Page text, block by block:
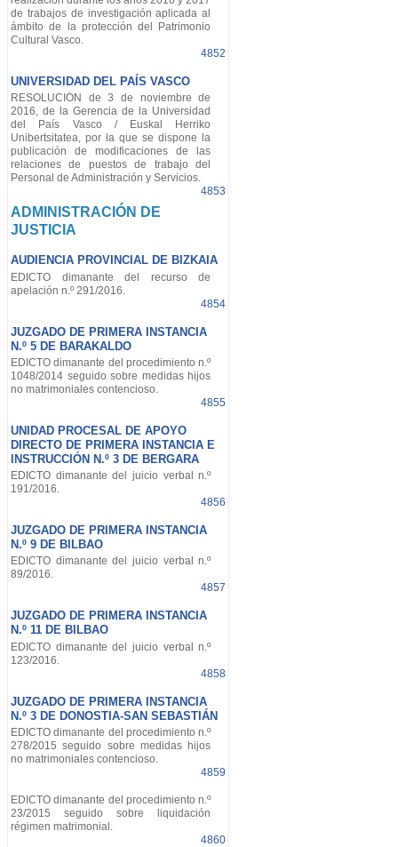
de trabajos de investigación aplicada al
ámbito de la protección del Patrimonio
Cultural Vasco.
4852
UNIVERSIDAD DEL PAÍS VASCO
RESOLUCIÓN de 3 de noviembre de
2016, de la Gerencia de la Universidad
del País Vasco / Euskal Herriko
Unibertsitatea, por la que se dispone la
publicación de modificaciones de las
relaciones de puestos de trabajo del
Personal de Administración y Servicios.
4853
ADMINISTRACIÓN DE
JUSTICIA
AUDIENCIA PROVINCIAL DE BIZKAIA
EDICTO dimanante del recurso de
apelación n.º 291/2016.
4854
JUZGADO DE PRIMERA INSTANCIA
N.º 5 DE BARAKALDO
EDICTO dimanante del procedimiento n.º
1048/2014 seguido sobre medidas hijos
no matrimoniales contencioso.
4855
UNIDAD PROCESAL DE APOYO
DIRECTO DE PRIMERA INSTANCIA E
INSTRUCCIÓN N.º 3 DE BERGARA
EDICTO dimanante del juicio verbal n.º
191/2016.
4856
JUZGADO DE PRIMERA INSTANCIA
N.º 9 DE BILBAO
EDICTO dimanante del juicio verbal n.º
89/2016.
4857
JUZGADO DE PRIMERA INSTANCIA
N.º 11 DE BILBAO
EDICTO dimanante del juicio verbal n.º
123/2016.
4858
JUZGADO DE PRIMERA INSTANCIA
N.º 3 DE DONOSTIA-SAN SEBASTIÁN
EDICTO dimanante del procedimiento n.º
278/2015 seguido sobre medidas hijos
no matrimoniales contencioso.
4859
EDICTO dimanante del procedimiento n.º
23/2015 seguido sobre liquidación
régimen matrimonial.
4860